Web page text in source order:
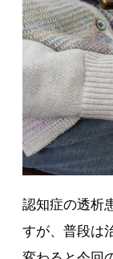
認知症の透析
すが、普段は